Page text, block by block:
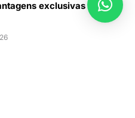
exclusivas da